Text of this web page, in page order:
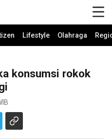
Lifestyle Olahraga
konsumsi rokok